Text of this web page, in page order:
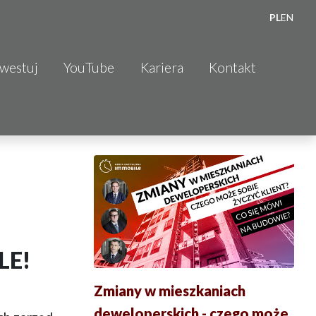
YouTube Kariera Kontakt
PLEN
Zmiany w mieszkaniach